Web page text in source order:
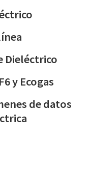
Dieléctrico
y Ecogas
de datos